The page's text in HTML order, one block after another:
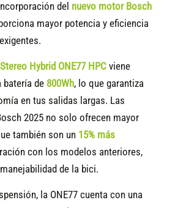
del nuevo motor Bosch
mayor potencia y eficiencia
Hybrid ONE77 HPC viene
batería de 800Wh, lo que garantiza
en tus salidas largas. Las
2025 no solo ofrecen mayor
también son un 15% más
con los modelos anteriores,
de la bici.
la ONE77 cuenta con una